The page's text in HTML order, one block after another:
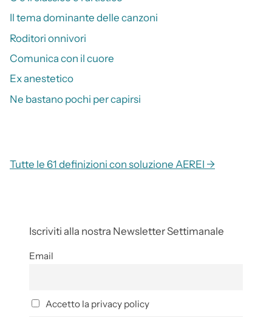
Il tema dominante delle canzoni
Roditori onnivori
Comunica con il cuore
Ex anestetico
Ne bastano pochi per capirsi
Tutte le 61 definizioni con soluzione AEREI →
Iscriviti alla nostra Newsletter Settimanale
Email
Accetto la privacy policy